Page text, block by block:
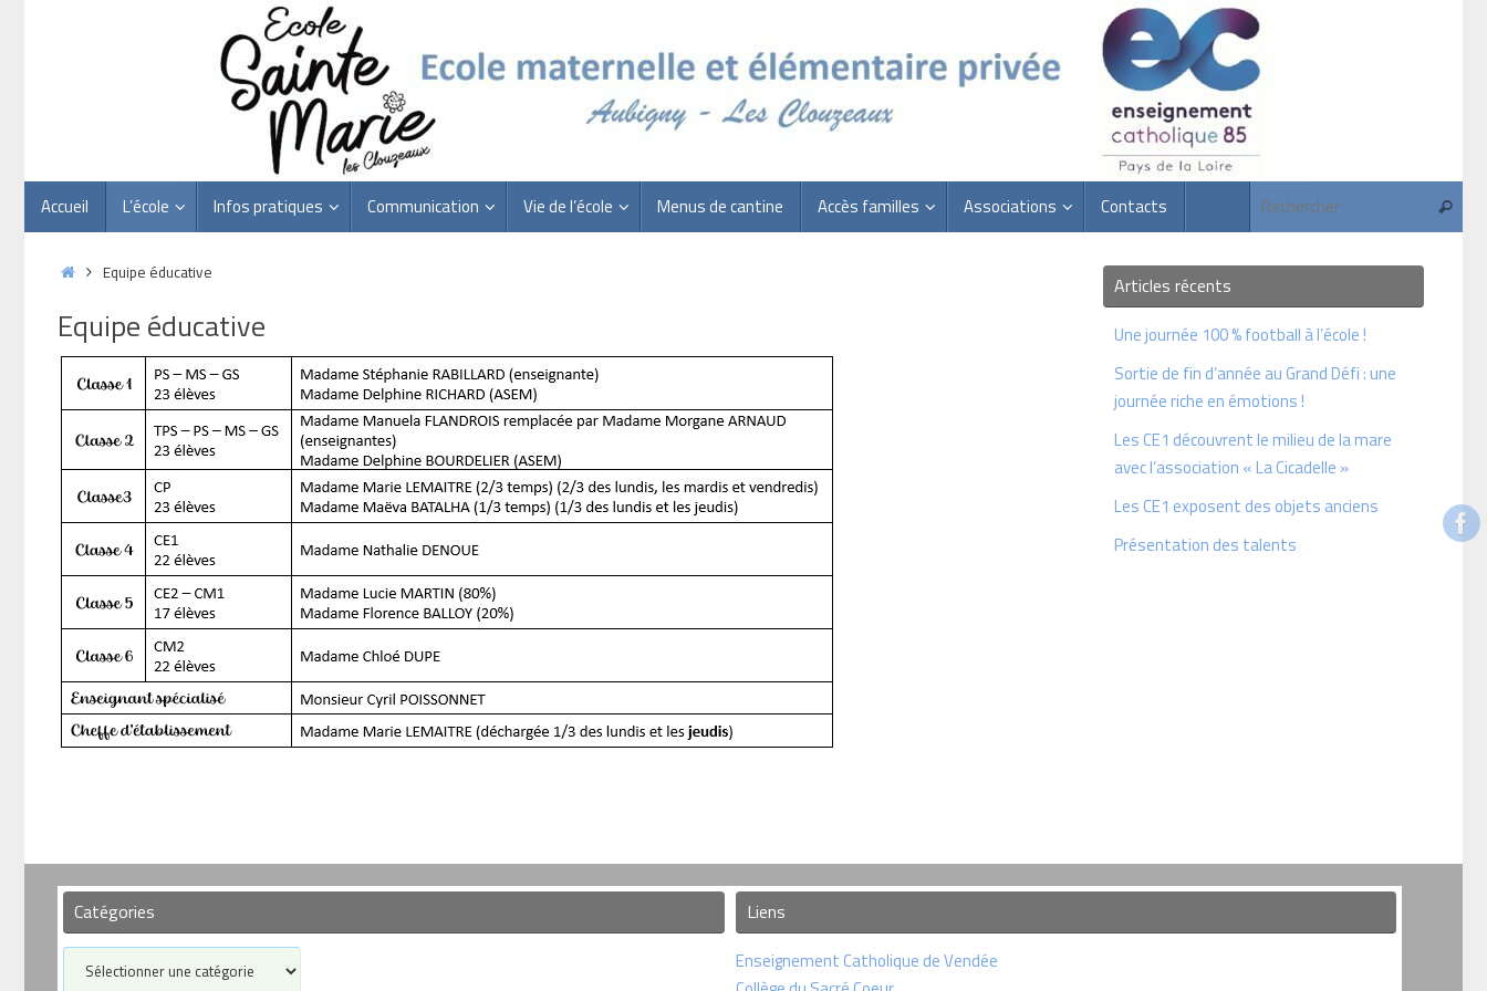
contenu
Accueil L’école Infos pratiques Communication Vie de l’école Menus de cantine Accès familles Associations Contacts
AccueilEquipe éducative
Equipe éducative
Articles récents
Une journée 100 % football à l’école !
Sortie de fin d’année au Grand Défi : une
journée riche en émotions !
Les CE1 découvrent le milieu de la mare
avec l’association « La Cicadelle »
Les CE1 exposent des objets anciens
Présentation des talents
Catégories
Catégories
Liens
Enseignement Catholique de Vendée